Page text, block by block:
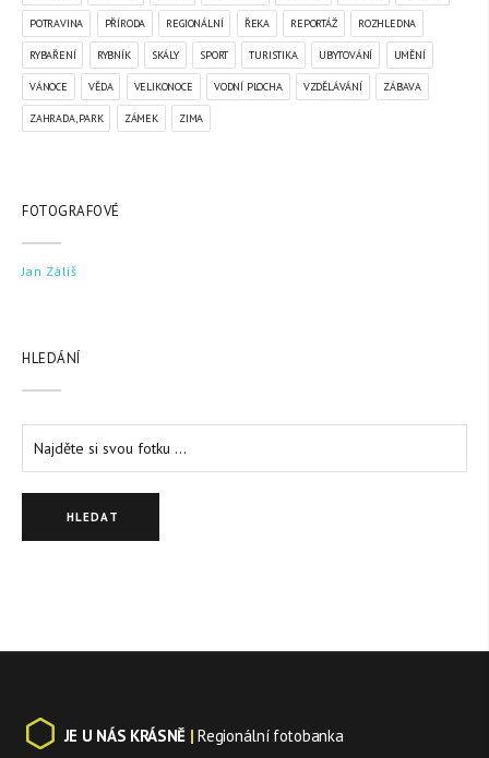
POTRAVINA PŘÍRODA REGIONÁLNÍ ŘEKA REPORTÁŽ ROZHLEDNA
RYBAŘENÍ RYBNÍK SKÁLY SPORT TURISTIKA UBYTOVÁNÍ UMĚNÍ
VÁNOCE VĚDA VELIKONOCE VODNÍ PLOCHA VZDĚLÁVÁNÍ ZÁBAVA
ZAHRADA, PARK ZÁMEK ZIMA
FOTOGRAFOVÉ
Jan Záliš
HLEDÁNÍ
JE U NÁS KRÁSNĚ | Regionální fotobanka